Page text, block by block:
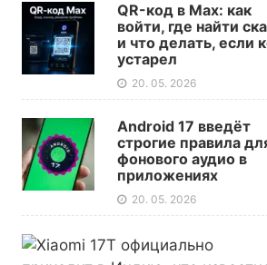
QR-код в Max: как
войти, где найти
и что делать, если
устарел
20. 05. 2026
Android 17 введёт
строгие правила
фонового аудио в
приложениях
20. 05. 2026